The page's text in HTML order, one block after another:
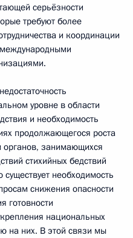
серьёзности
требуют более
и координации
уровне в области
и необходимость
продолжающегося роста
органов, занимающихся
стихийных бедствий
необходимость
снижения опасности
готовности
национальных
на них. В этой связи мы